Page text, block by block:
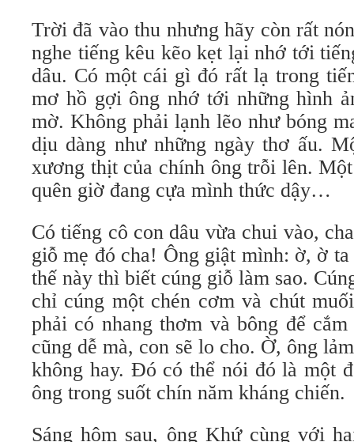
Trời đã vào thu nhưng hãy còn rất
nghe tiếng kêu kẽo kẹt lại nhớ tới
dâu. Có một cái gì đó rất lạ trong
mơ hồ gợi ông nhớ tới những hình
mờ. Không phải lạnh lẽo như bóng
dịu dàng như những ngày thơ ấu.
xương thịt của chính ông trỗi lên.
quên giờ đang cựa mình thức dậy…
Có tiếng cô con dâu vừa chui vào,
giỗ mẹ đó cha! Ông giật mình: ờ, ờ
thế này thì biết cúng giỗ làm sao.
chỉ cúng một chén cơm và chút
phải có nhang thơm và bông để
cũng dễ mà, con sẽ lo cho. Ờ, ông
không hay. Đó có thể nói đó là một
ông trong suốt chín năm kháng chiến.
Sáng hôm sau, ông Khứ cùng với